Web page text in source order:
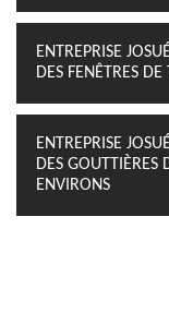
ENTREPRISE
DES FENÊTRES
ENTREPRISE
DES GOUTTIÈRES
ENVIRONS